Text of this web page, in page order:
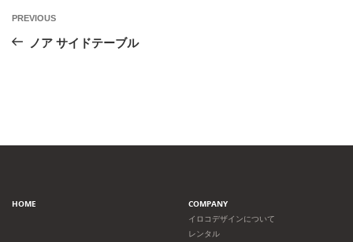
投
稿
ゲ
シ
Previous
PREVIOUS
ノア サイドテーブル
HOME
COMPANY
イロコデザインについて
レンタル